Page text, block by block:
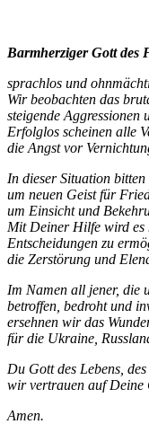
Barmherziger Gott des
sprachlos und
Wir beobachten das
steigende Aggressionen
Erfolglos scheinen alle
die Angst vor
In dieser Situation
um neuen Geist für
um Einsicht und
Mit Deiner Hilfe wird es
Entscheidungen zu
die Zerstörung und
Im Namen all jener, die
betroffen, bedroht und
ersehnen wir das
für die Ukraine,
Du Gott des Lebens,
wir vertrauen auf Deine
Amen.